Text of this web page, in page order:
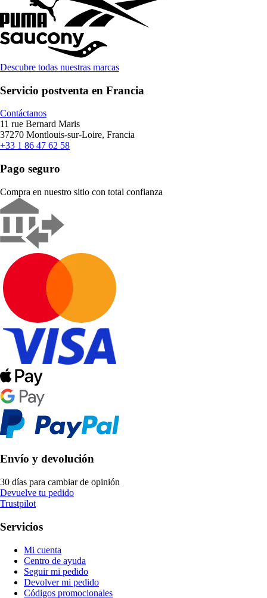
Descubre todas nuestras marcas
Servicio postventa en Francia
Contáctanos
11 rue Bernard Maris
37270 Montlouis-sur-Loire, Francia
+33 1 86 47 62 58
Pago seguro
Compra en nuestro sitio con total confianza
Envío y devolución
30 días para cambiar de opinión
Devuelve tu pedido
Trustpilot
Servicios
Mi cuenta
Centro de ayuda
Seguir mi pedido
Devolver mi pedido
Códigos promocionales